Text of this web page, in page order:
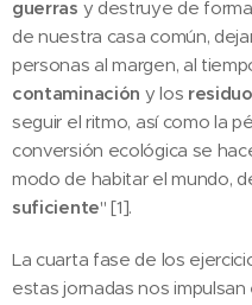
guerras y destruye de
de nuestra casa común,
personas al margen, al
contaminación y los
seguir el ritmo, así como la
conversión ecológica se
modo de habitar el mundo,
suficiente" [1].
La cuarta fase de los
estas jornadas nos impulsan